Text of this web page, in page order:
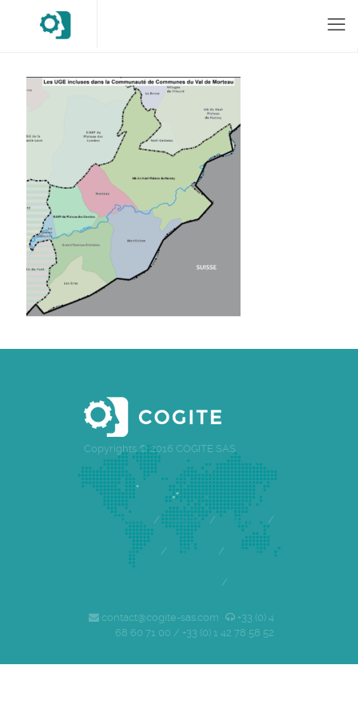
Copyrights © 2016 COGITE SAS
Accueil / Cogite / Equipe /
Références / Clients / Emploi
/
contact@cogite-sas.com ·
+33 (0) 4
68 60 71 00 / +33 (0) 1 42 78 58 52